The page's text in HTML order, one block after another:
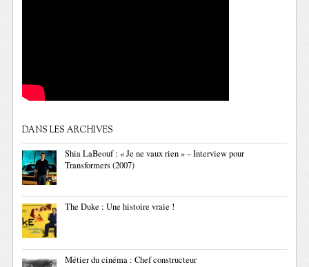
DANS LES ARCHIVES
Shia LaBeouf : « Je ne vaux rien » – Interview pour
Transformers (2007)
The Duke : Une histoire vraie !
Métier du cinéma : Chef constructeur